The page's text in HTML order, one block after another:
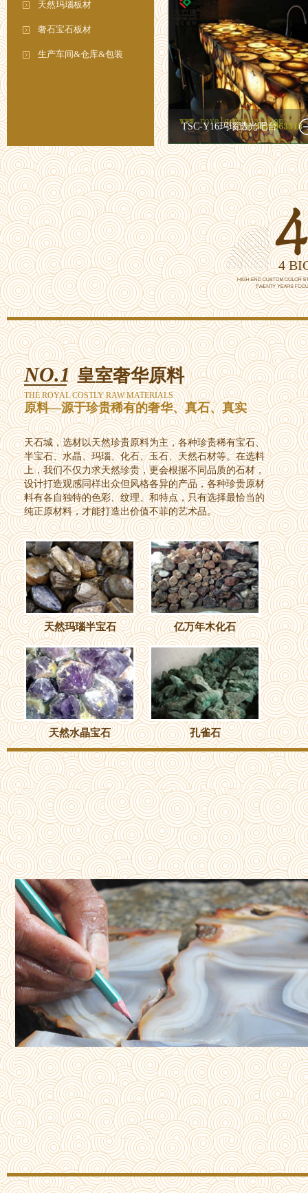
天然玛瑙板材
奢石宝石板材
生产车间&仓库&包装
TSC-Y16玛瑙透光吧台
4
NO.1 皇室奢华原料
THE ROYAL COSTLY RAW MATERIALS
原料—源于珍贵稀有的奢华、真石、真实
天石城，选材以天然珍贵原料为主，各种珍贵稀有宝石、
半宝石、水晶、玛瑙、化石、玉石、天然石材等。在选料
上，我们不仅力求天然珍贵，更会根据不同品质的石材，
设计打造观感同样出众但风格各异的产品，各种珍贵原材
料有各自独特的色彩、纹理、和特点，只有选择最恰当的
纯正原材料，才能打造出价值不菲的艺术品。
天然玛瑙半宝石 亿万年木化石
天然水晶宝石 孔雀石